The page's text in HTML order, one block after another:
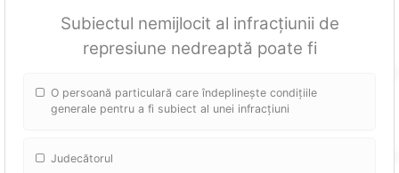
Subiectul nemijlocit al infracțiunii de
represiune nedreaptă poate fi
O persoană particulară care îndeplinește condițiile
generale pentru a fi subiect al unei infracțiuni
Judecătorul